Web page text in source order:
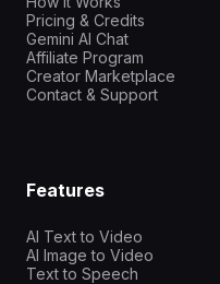
Pricing & Credits
Gemini AI Chat
Affiliate Program
Creator Marketplace
Contact & Support
Features
AI Text to Video
AI Image to Video
Text to Speech